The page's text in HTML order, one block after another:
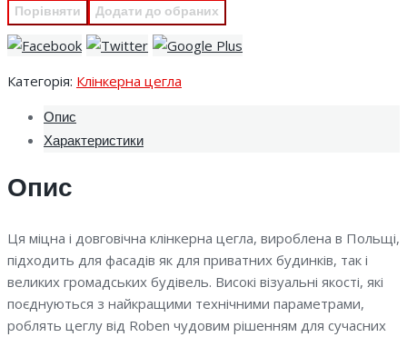
Порівняти Додати до обраних
Категорія: Клінкерна цегла
Опис
Характеристики
Опис
Ця міцна і довговічна клінкерна цегла, вироблена в Польщі,
підходить для фасадів як для приватних будинків, так і
великих громадських будівель. Високі візуальні якості, які
поєднуються з найкращими технічними параметрами,
роблять цеглу від Roben чудовим рішенням для сучасних